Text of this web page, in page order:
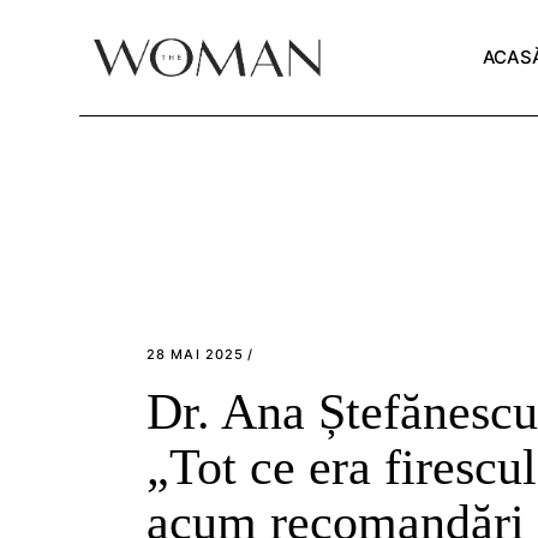
28 MAI 2025
Dr. Ana
„Tot ce era
acum